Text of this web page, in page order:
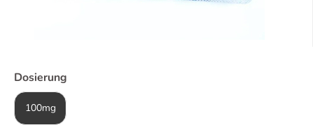
Dosierung
100mg